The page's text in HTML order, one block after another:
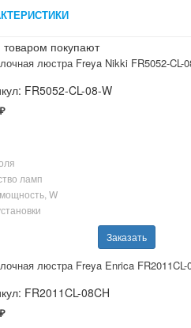
покупают
люстра Freya Nikki FR5052-CL-
FR5052-CL-08-W
ламп
W
Заказать
люстра Freya Enrica FR2011CL-
FR2011CL-08CH